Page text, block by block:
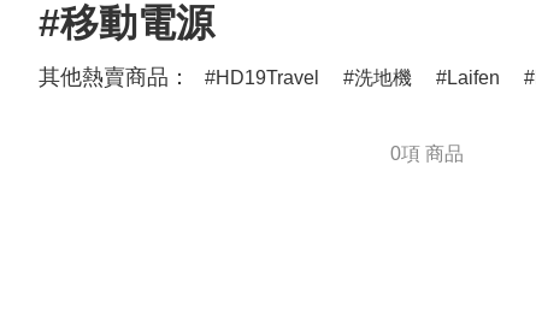
#移動電源
其他熱賣商品： HD19Travel 洗地機 Laifen
0項 商品